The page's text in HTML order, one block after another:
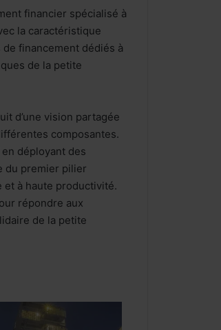
financier spécialisé à
la caractéristique
financement dédiés à
de la petite
d’une vision partagée
composantes.
déployant des
du premier pilier
et à haute productivité.
répondre aux
de la petite
Go par client et par mois,
de 48%